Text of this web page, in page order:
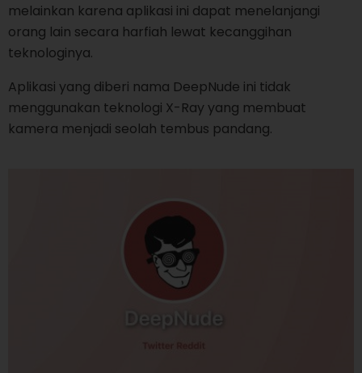
melainkan karena aplikasi ini dapat menelanjangi
orang lain secara harfiah lewat kecanggihan
teknologinya.
Aplikasi yang diberi nama DeepNude ini tidak
menggunakan teknologi X-Ray yang membuat
kamera menjadi seolah tembus pandang.